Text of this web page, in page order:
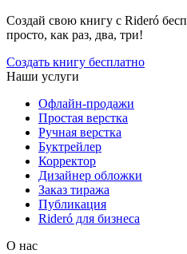
Создай свою книгу с Rideró
просто, как раз, два, три!
Создать книгу бесплатно
Наши услуги
Офлайн-продажи
Простая верстка
Ручная верстка
Буктрейлер
Корректор
Дизайнер обложки
Заказ тиража
Публикация
Rideró для бизнеса
О нас